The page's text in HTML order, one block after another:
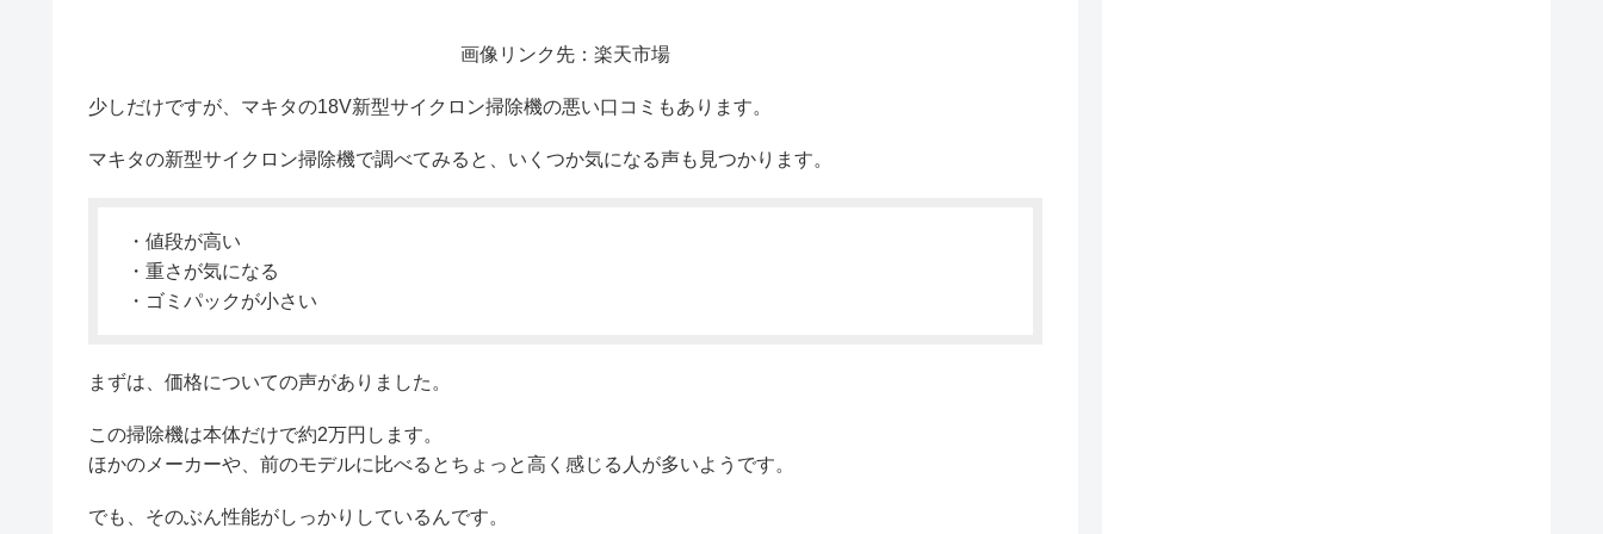
画像リンク先：楽天市場
少しだけですが、マキタの18V新型サイクロン掃除機の悪い口コミもあります。
マキタの新型サイクロン掃除機で調べてみると、いくつか気になる声も見つかります。
・値段が高い
・重さが気になる
・ゴミパックが小さい
まずは、価格についての声がありました。
この掃除機は本体だけで約2万円します。
ほかのメーカーや、前のモデルに比べるとちょっと高く感じる人が多いようです。
でも、そのぶん性能がしっかりしているんです。